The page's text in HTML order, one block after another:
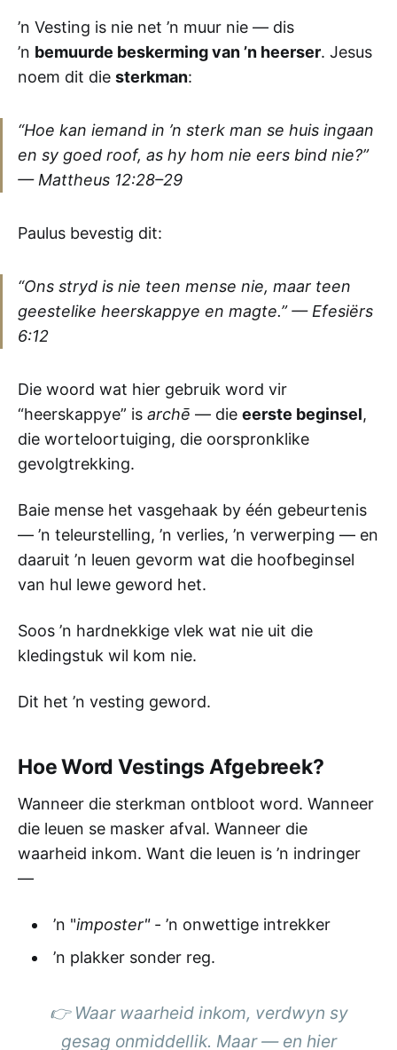
’n Vesting is nie net ’n muur nie — dis
’n bemuurde beskerming van ’n heerser. Jesus
noem dit die sterkman:
“Hoe kan iemand in ’n sterk man se huis ingaan
en sy goed roof, as hy hom nie eers bind nie?”
— Mattheus 12:28–29
Paulus bevestig dit:
“Ons stryd is nie teen mense nie, maar teen
geestelike heerskappye en magte.” — Efesiërs
6:12
Die woord wat hier gebruik word vir
“heerskappye” is archē — die eerste beginsel,
die worteloortuiging, die oorspronklike
gevolgtrekking.
Baie mense het vasgehaak by één gebeurtenis
— ’n teleurstelling, ’n verlies, ’n verwerping — en
daaruit ’n leuen gevorm wat die hoofbeginsel
van hul lewe geword het.
Soos ’n hardnekkige vlek wat nie uit die
kledingstuk wil kom nie.
Dit het ’n vesting geword.
Hoe Word Vestings Afgebreek?
Wanneer die sterkman ontbloot word. Wanneer
die leuen se masker afval. Wanneer die
waarheid inkom. Want die leuen is ’n indringer
—
’n "imposter"- ’n onwettige intrekker
’n plakker sonder reg.
👉 Waar waarheid inkom, verdwyn sy
gesag onmiddellik. Maar — en hier